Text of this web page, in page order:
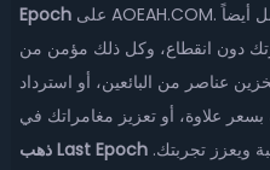
Epochعلى AOEAH.COM. هنا، لن تجد فقط أسعاراً معقولة بل أيضاً
دون انقطاع، وكل ذلك مؤمن من
عناصر من البائعين، أو استرداد
ويعزز تجربتك.